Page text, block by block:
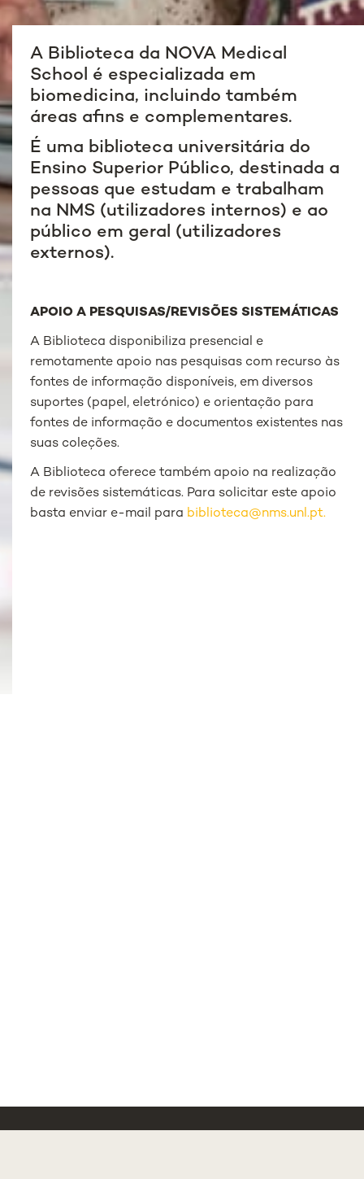
A Biblioteca da NOVA Medical
School é especializada em
biomedicina, incluindo também
áreas afins e complementares.
É uma biblioteca universitária do
Ensino Superior Público, destinada a
pessoas que estudam e trabalham
na NMS (utilizadores internos) e ao
público em geral (utilizadores
externos).
APOIO A PESQUISAS/REVISÕES SISTEMÁTICAS
A Biblioteca disponibiliza presencial e
remotamente apoio nas pesquisas com recurso às
fontes de informação disponíveis, em diversos
suportes (papel, eletrónico) e orientação para
fontes de informação e documentos existentes nas
suas coleções.
A Biblioteca oferece também apoio na realização
de revisões sistemáticas. Para solicitar este apoio
basta enviar e-mail para biblioteca@nms.unl.pt.